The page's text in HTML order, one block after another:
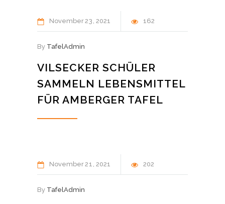
November23 2021 162
By TafelAdmin
VILSECKER SCHÜLER
SAMMELN LEBENSMITTEL
FÜR AMBERGER TAFEL
November21 2021 202
By TafelAdmin